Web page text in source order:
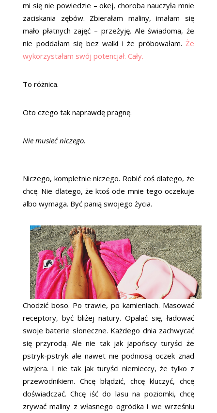
mi się nie powiedzie – okej, choroba nauczyła mnie
zaciskania zębów. Zbierałam maliny, imałam się
mało płatnych zajęć – przeżyję. Ale świadoma, że
nie poddałam się bez walki i że próbowałam. Że
wykorzystałam swój potencjał. Cały.
To różnica.
Oto czego tak naprawdę pragnę.
Nie musieć niczego.
Niczego, kompletnie niczego. Robić coś dlatego, że
chcę. Nie dlatego, że ktoś ode mnie tego oczekuje
albo wymaga. Być panią swojego życia.
Chodzić boso. Po trawie, po kamieniach. Masować
receptory, być bliżej natury. Opalać się, ładować
swoje baterie słoneczne. Każdego dnia zachwycać
się przyrodą. Ale nie tak jak japońscy turyści że
pstryk-pstryk ale nawet nie podniosą oczek znad
wizjera. I nie tak jak turyści niemieccy, że tylko z
przewodnikiem. Chcę błądzić, chcę kluczyć, chcę
doświadczać. Chcę iść do lasu na poziomki, chcę
zrywać maliny z własnego ogródka i we wrześniu